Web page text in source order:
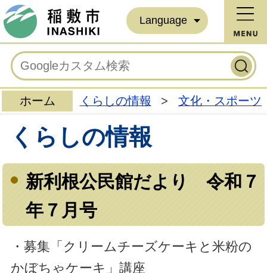
Language
ホーム くらしの情報 > 文化・スポーツ
くらしの情報
新利根公民館だより 令和７
年７月号
・募集「クリームチーズケーキと米粉の
かぼちゃケーキ」講座